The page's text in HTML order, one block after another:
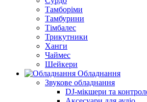
Тамборіми
Тамбурини
Тімбалес
Трикутники
Ханги
Чаймес
Шейкери
Обладнання
Звукове обладнання
DJ-мікшери та